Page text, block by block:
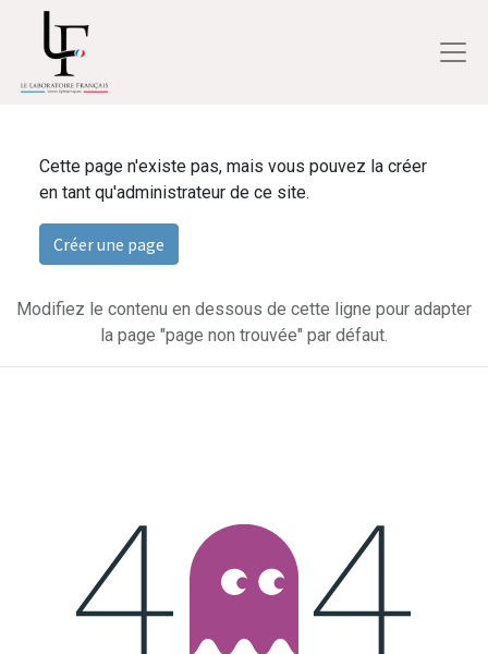
Cette page n'existe pas, mais vous pouvez la créer
en tant qu'administrateur de ce site.
Créer une page
Modifiez le contenu en dessous de cette ligne pour adapter
la page "page non trouvée" par défaut.